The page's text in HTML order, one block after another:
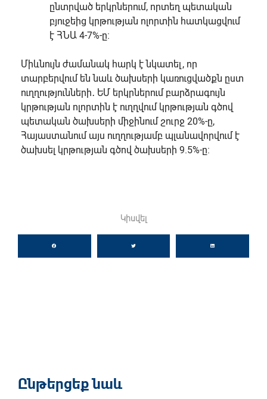
ընտրված երկրներում, որտեղ պետական
բյուջեից կրթության ոլորտին հատկացվում
է ՀՆԱ 4-7%-ը։
Միևնույն ժամանակ հարկ է նկատել, որ
տարբերվում են նաև ծախսերի կառուցվածքն ըստ
ուղղությունների․ ԵՄ երկրներում բարձրագույն
կրթության ոլորտին է ուղղվում կրթության գծով
պետական ծախսերի միջինում շուրջ 20%-ը,
Հայաստանում այս ուղղությամբ պլանավորվում է
ծախսել կրթության գծով ծախսերի 9.5%-ը։
Կիսվել
Ընթերցեք նաև